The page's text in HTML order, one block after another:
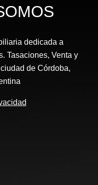
dedicada a
Tasaciones, Venta y
de Córdoba,